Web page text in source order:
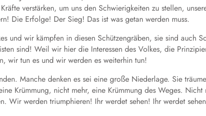
verstärken, um uns den Schwierigkeiten zu stellen,
Die Erfolge! Der Sieg! Das ist was getan werden muss.
und wir kämpfen in diesen Schützengräben, sie sind auch
sind! Weil wir hier die Interessen des Volkes, die
wir tun es und wir werden es weiterhin tun!
Manche denken es sei eine große Niederlage. Sie
Krümmung, nicht mehr, eine Krümmung des Weges.
Wir werden triumphieren! Ihr werdet sehen! Ihr werdet